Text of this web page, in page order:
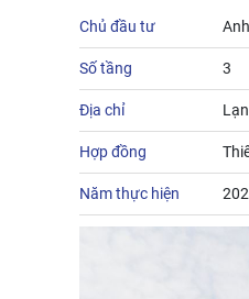
Chủ đầu tư
Số tầng 3
Địa chỉ
Hợp đồng
Năm thực hiện